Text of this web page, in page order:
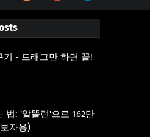
기 - 드래그만 하면 끝!
법: '알뜰런'으로 162만
자용)